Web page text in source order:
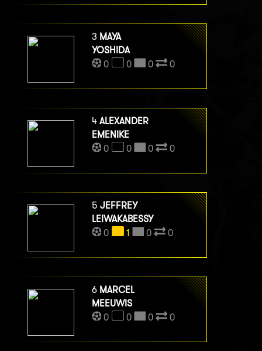
3 MAYA
YOSHIDA
0
0 0 0
4 ALEXANDER
EMENIKE
0
0 0 0
5 JEFFREY
LEIWAKABESSY
0
1 0 0
6 MARCEL
MEEUWIS
0
0 0 0